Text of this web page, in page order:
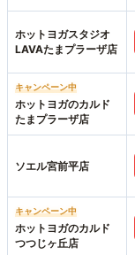
ホットヨガスタジオ
LAVAたまプラーザ店
キャンペーン中
ホットヨガのカルド
たまプラーザ店
ソエル宮前平店
キャンペーン中
ホットヨガのカルド
つつじヶ丘店